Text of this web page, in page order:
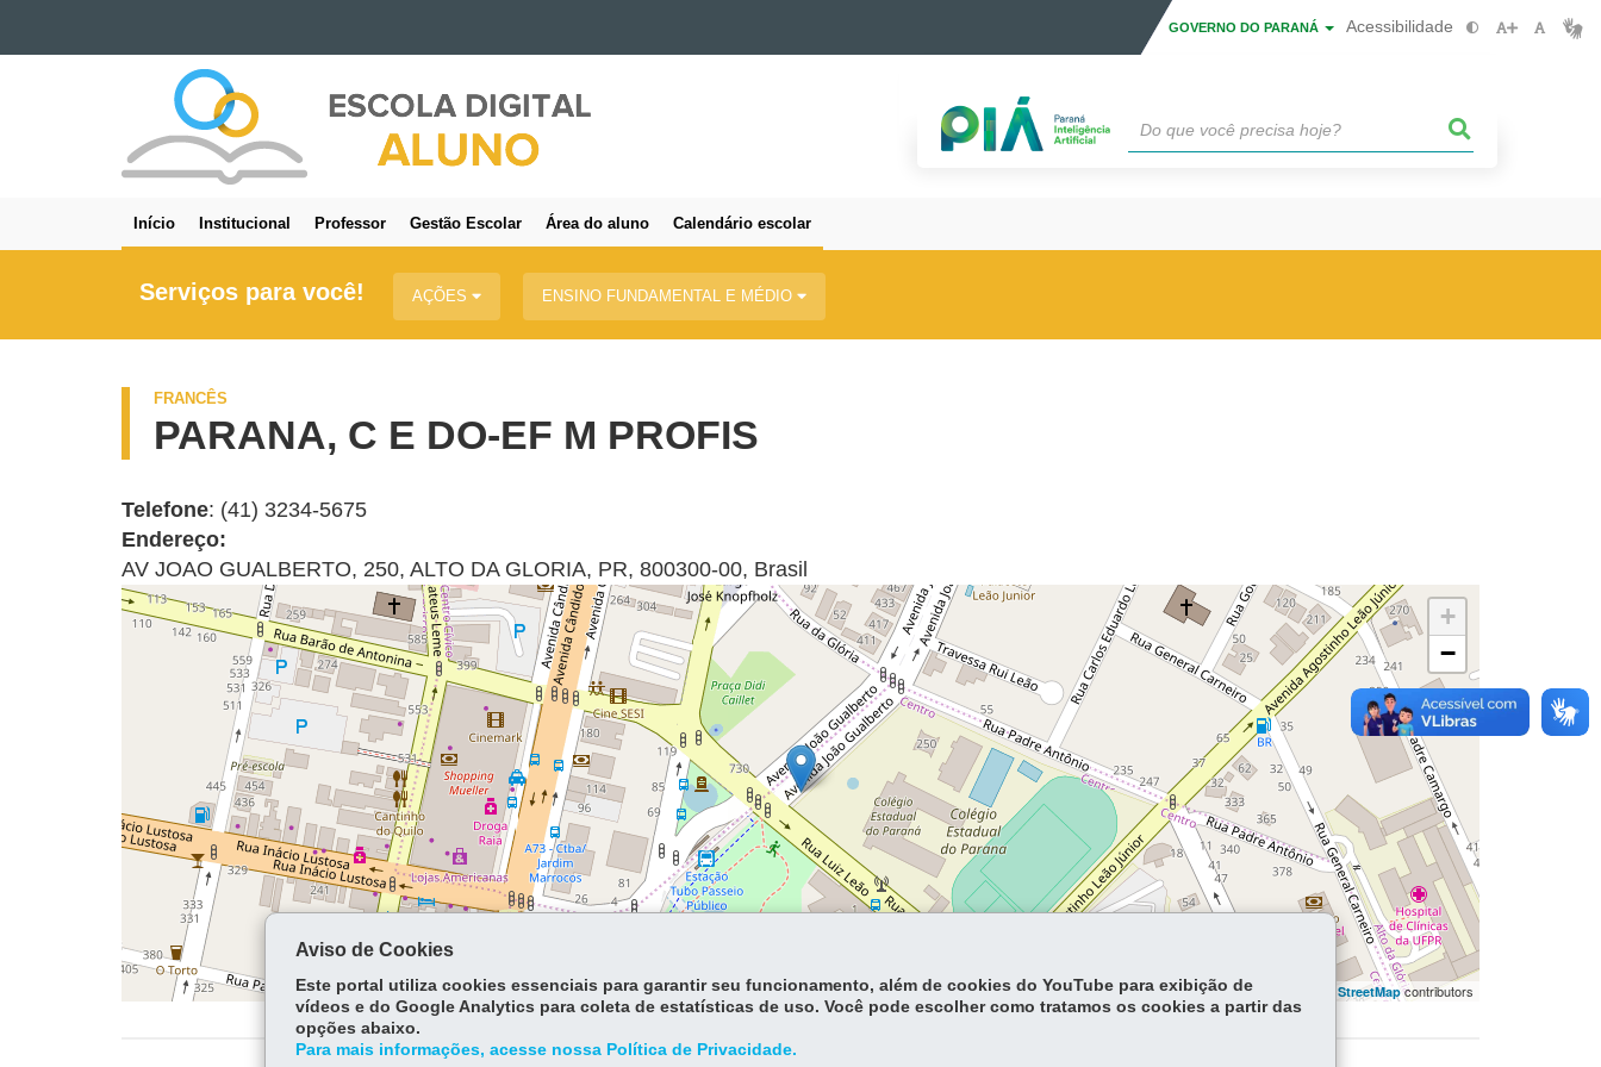
Ir para a navegação
GOVERNO DO PARANÁ Acessibilidade
IDIOMAS
Navegação
principal
Início Institucional Professor Gestão Escolar Área do aluno Calendário escolar
Serviços para você! AÇÕES ENSINO FUNDAMENTAL E MÉDIO
FRANCÊS
PARANA, C E DO-EF M PROFIS
Telefone: (41) 3234-5675
Endereço:
AV JOAO GUALBERTO, 250, ALTO DA GLORIA, PR, 800300-00, Brasil
+
−
Leaflet | ©OpenStreetMapcontributors | © OpenStreetMapcontributors
Aviso de Cookies
Este portal utiliza cookies essenciais para garantir seu funcionamento, além de cookies do YouTube para exibição de
vídeos e do Google Analytics para coleta de estatísticas de uso. Você pode escolher como tratamos os cookies a partir das
opções abaixo.
Para mais informações, acesse nossa Política de Privacidade.